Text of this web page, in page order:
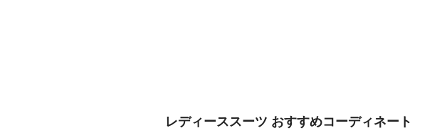
レディーススーツ おすすめコーディネート